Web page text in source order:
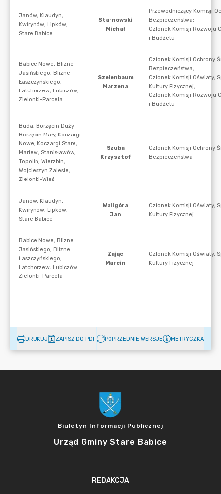
DRUKUJ ZAPISZ DO PDF POPRZEDNIE WERSJE METRYCZKA
Biuletyn Informacji Publicznej
Urząd Gminy Stare Babice
REDAKCJA